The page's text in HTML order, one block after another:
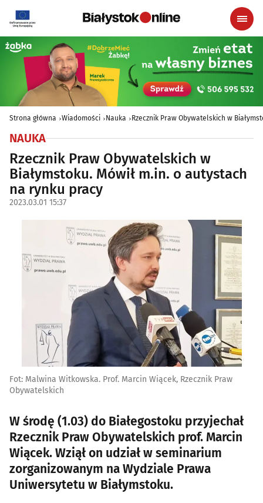
Strona główna Wiadomości Nauka Rzecznik Praw Obywatelskich w
NAUKA
Rzecznik Praw Obywatelskich w
Białymstoku. Mówił m.in. o autystach
na rynku pracy
2023.03.01 15:37
Fot: Malwina Witkowska. Prof. Marcin Wiącek, Rzecznik Praw
Obywatelskich
W środę (1.03) do Białegostoku przyjechał
Rzecznik Praw Obywatelskich prof. Marcin
Wiącek. Wziął on udział w seminarium
zorganizowanym na Wydziale Prawa
Uniwersytetu w Białymstoku.